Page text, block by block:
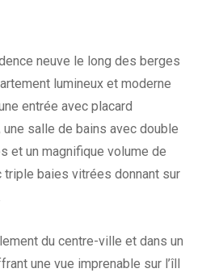
neuve le long des berges
lumineux et moderne
entrée avec placard
salle de bains avec double
et un magnifique volume de
baies vitrées donnant sur
du centre-ville et dans un
une vue imprenable sur l’îll